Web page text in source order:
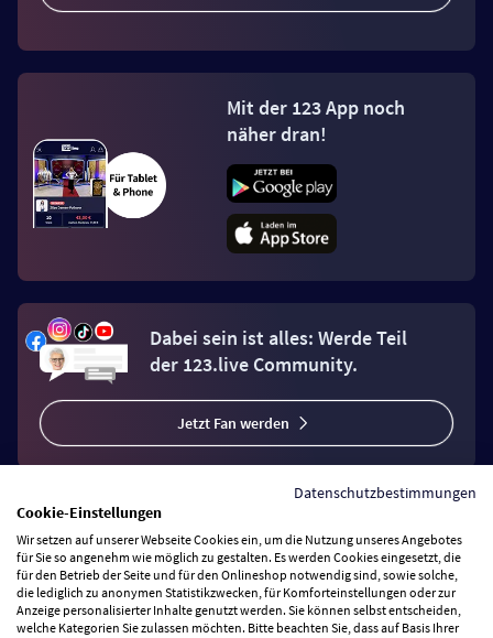
Mit der 123 App noch
näher dran!
Dabei sein ist alles: Werde Teil
der 123.live Community.
Jetzt Fan werden
Vertrag widerrufen
Zahlungsarten
Datenschutzbestimmungen
Cookie-Einstellungen
Wir setzen auf unserer Webseite Cookies ein, um die Nutzung unseres Angebotes
für Sie so angenehm wie möglich zu gestalten. Es werden Cookies eingesetzt, die
für den Betrieb der Seite und für den Onlineshop notwendig sind, sowie solche,
die lediglich zu anonymen Statistikzwecken, für Komforteinstellungen oder zur
Anzeige personalisierter Inhalte genutzt werden. Sie können selbst entscheiden,
welche Kategorien Sie zulassen möchten. Bitte beachten Sie, dass auf Basis Ihrer